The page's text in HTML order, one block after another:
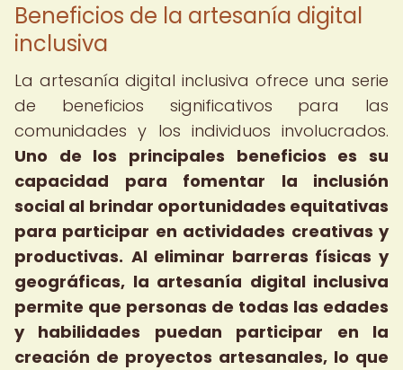
Beneficios de la artesanía digital
inclusiva
La artesanía digital inclusiva ofrece una serie
de beneficios significativos para las
comunidades y los individuos involucrados.
Uno de los principales beneficios es su
capacidad para fomentar la inclusión
social al brindar oportunidades equitativas
para participar en actividades creativas y
productivas. Al eliminar barreras físicas y
geográficas, la artesanía digital inclusiva
permite que personas de todas las edades
y habilidades puedan participar en la
creación de proyectos artesanales, lo que